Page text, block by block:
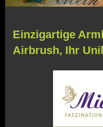
Einzigartige
Airbrush, Ihr